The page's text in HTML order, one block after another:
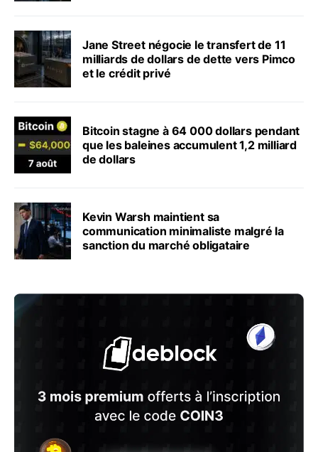
Jane Street négocie le transfert de 11
milliards de dollars de dette vers Pimco
et le crédit privé
Bitcoin stagne à 64 000 dollars pendant
que les baleines accumulent 1,2 milliard
de dollars
Kevin Warsh maintient sa
communication minimaliste malgré la
sanction du marché obligataire